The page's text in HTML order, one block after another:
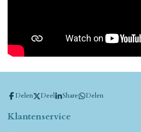
Delen Deel Share Delen
Klantenservice